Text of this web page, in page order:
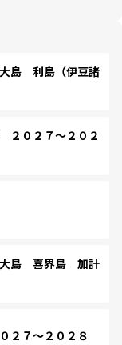
島 利島（伊豆諸
０２７～２０２
島 喜界島 加計
７～２０２８